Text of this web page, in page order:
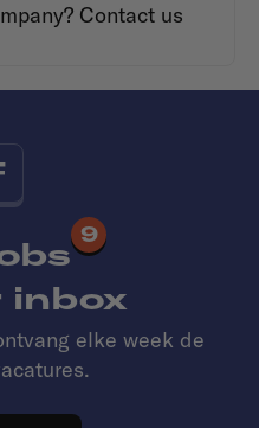
Contact us
9
inbox
elke week de